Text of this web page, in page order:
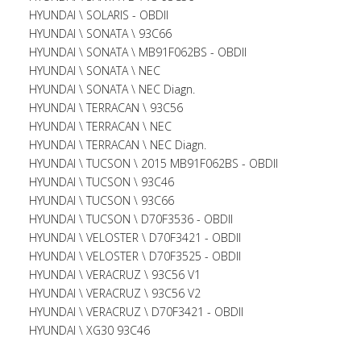
HYUNDAI \ SOLARIS - OBDII
HYUNDAI \ SONATA \ 93C66
HYUNDAI \ SONATA \ MB91F062BS - OBDII
HYUNDAI \ SONATA \ NEC
HYUNDAI \ SONATA \ NEC Diagn.
HYUNDAI \ TERRACAN \ 93C56
HYUNDAI \ TERRACAN \ NEC
HYUNDAI \ TERRACAN \ NEC Diagn.
HYUNDAI \ TUCSON \ 2015 MB91F062BS - OBDII
HYUNDAI \ TUCSON \ 93C46
HYUNDAI \ TUCSON \ 93C66
HYUNDAI \ TUCSON \ D70F3536 - OBDII
HYUNDAI \ VELOSTER \ D70F3421 - OBDII
HYUNDAI \ VELOSTER \ D70F3525 - OBDII
HYUNDAI \ VERACRUZ \ 93C56 V1
HYUNDAI \ VERACRUZ \ 93C56 V2
HYUNDAI \ VERACRUZ \ D70F3421 - OBDII
HYUNDAI \ XG30 93C46